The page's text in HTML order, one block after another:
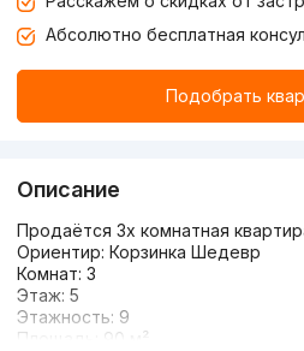
Абсолютно бесплатная
Подобрать
Описание
Продаётся 3х комнатная
Ориентир: Корзинка Шедевр
Комнат: 3
Этаж: 5
Этажность: 9
Площадь: 90 м²